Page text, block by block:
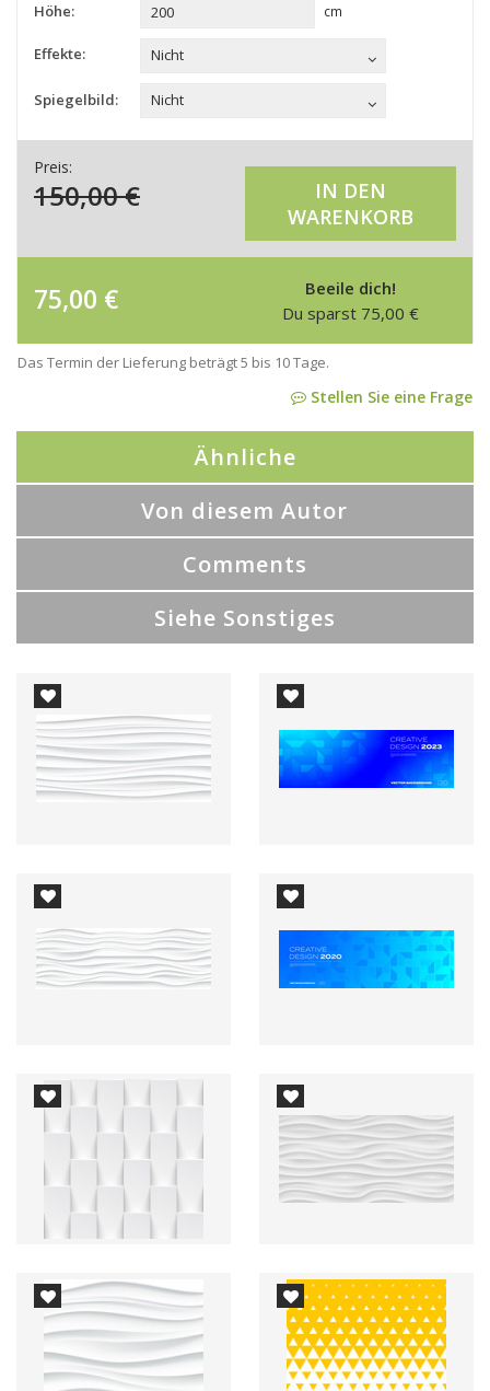
Höhe: cm
Effekte: Nicht
Spiegelbild: Nicht
Preis:
150,00€
IN DEN
WARENKORB
75,00 €
Beeile dich!
Du sparst 75,00 €
Das Termin der Lieferung beträgt 5 bis 10 Tage.
Stellen Sie eine Frage
Ähnliche
Von diesem Autor
Comments
Siehe Sonstiges